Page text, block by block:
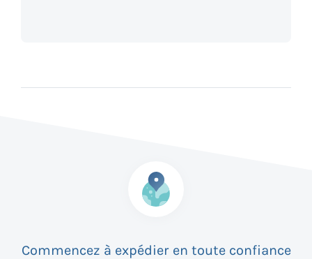
Commencez à expédier en toute confiance